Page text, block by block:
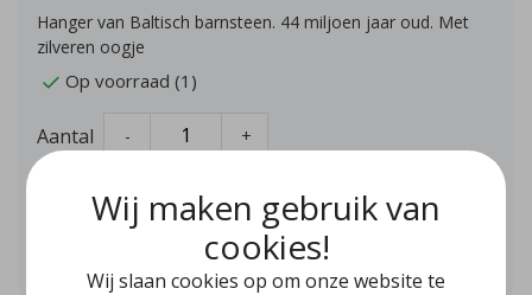
Hanger van Baltisch barnsteen. 44 miljoen jaar oud. Met
zilveren oogje
Op voorraad (1)
Aantal - +
Toevoegen aan winkelwagen
Aan verlanglijst toevoegen
Wij maken gebruik van
cookies!
Wij slaan cookies op om onze website te